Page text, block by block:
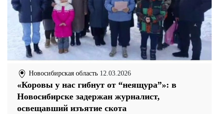
Новосибирская область 12.03.2026
«Коровы у нас гибнут от “неящура”»: в
Новосибирске задержан журналист,
освещавший изъятие скота